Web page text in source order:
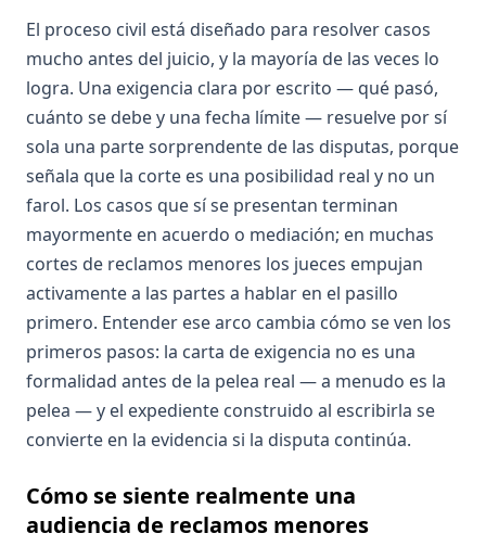
El proceso civil está diseñado para resolver casos
mucho antes del juicio, y la mayoría de las veces lo
logra. Una exigencia clara por escrito — qué pasó,
cuánto se debe y una fecha límite — resuelve por sí
sola una parte sorprendente de las disputas, porque
señala que la corte es una posibilidad real y no un
farol. Los casos que sí se presentan terminan
mayormente en acuerdo o mediación; en muchas
cortes de reclamos menores los jueces empujan
activamente a las partes a hablar en el pasillo
primero. Entender ese arco cambia cómo se ven los
primeros pasos: la carta de exigencia no es una
formalidad antes de la pelea real — a menudo es la
pelea — y el expediente construido al escribirla se
convierte en la evidencia si la disputa continúa.
Cómo se siente realmente una
audiencia de reclamos menores